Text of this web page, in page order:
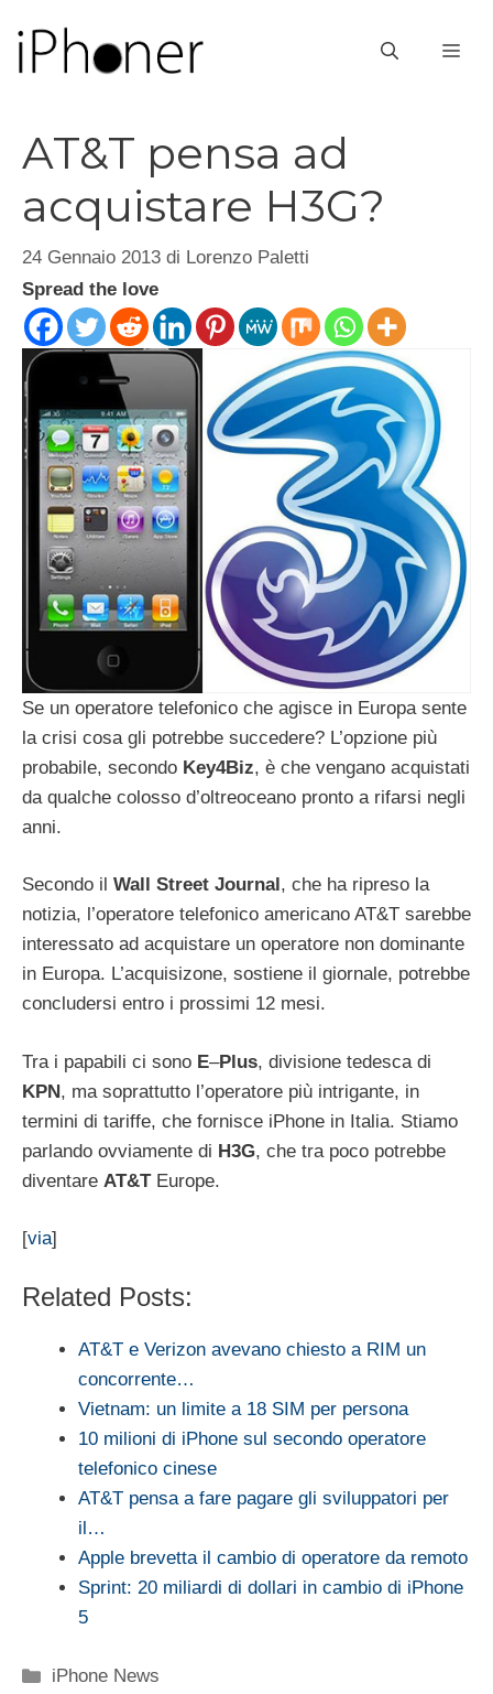
contenuto
AT&T pensa ad
acquistare H3G?
24 Gennaio 2013 di Lorenzo Paletti
Spread the love
Se un operatore telefonico che agisce in Europa sente
la crisi cosa gli potrebbe succedere? L’opzione più
probabile, secondo Key4Biz, è che vengano acquistati
da qualche colosso d’oltreoceano pronto a rifarsi negli
anni.
Secondo il Wall Street Journal , che ha ripreso la
notizia, l’operatore telefonico americano AT&T sarebbe
interessato ad acquistare un operatore non dominante
in Europa. L’acquisizone, sostiene il giornale, potrebbe
concludersi entro i prossimi 12 mesi.
Tra i papabili ci sono E–Plus, divisione tedesca di
KPN, ma soprattutto l’operatore più intrigante, in
termini di tariffe, che fornisce iPhone in Italia. Stiamo
parlando ovviamente di H3G, che tra poco potrebbe
diventare AT&T Europe.
[via]
Related Posts:
AT&T e Verizon avevano chiesto a RIM un
concorrente…
Vietnam: un limite a 18 SIM per persona
10 milioni di iPhone sul secondo operatore
telefonico cinese
AT&T pensa a fare pagare gli sviluppatori per
il…
Apple brevetta il cambio di operatore da remoto
Sprint: 20 miliardi di dollari in cambio di iPhone
5
Categorie
iPhone News